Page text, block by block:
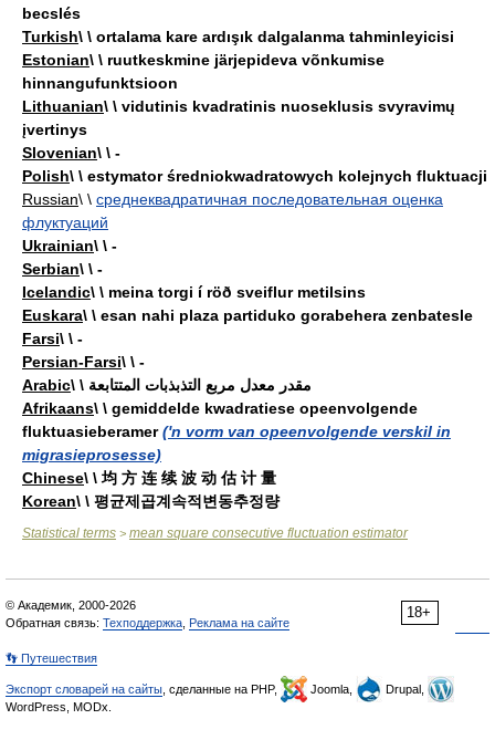
becslés
Turkish\ \ ortalama kare ardışık dalgalanma tahminleyicisi
Estonian\ \ ruutkeskmine järjepideva võnkumise
hinnangufunktsioon
Lithuanian\ \ vidutinis kvadratinis nuoseklusis svyravimų
įvertinys
Slovenian\ \ -
Polish\ \ estymator średniokwadratowych kolejnych fluktuacji
Russian\ \ среднеквадратичная последовательная оценка
флуктуаций
Ukrainian\ \ -
Serbian\ \ -
Icelandic\ \ meina torgi í röð sveiflur metilsins
Euskara\ \ esan nahi plaza partiduko gorabehera zenbatesle
Farsi\ \ -
Persian-Farsi\ \ -
Arabic
\ \ مقدر معدل مربع التذبذبات المتتابعة
Afrikaans\ \ gemiddelde kwadratiese opeenvolgende
fluktuasieberamer('n vorm van opeenvolgende verskil in
migrasieprosesse)
Chinese\ \ 均 方 连 续 波 动 估 计 量
Korean\ \ 평균제곱계속적변동추정량
Statistical terms > mean square consecutive fluctuation estimator
18+
© Академик, 2000-2026
Обратная связь: Техподдержка Реклама на сайте
👣 Путешествия
Экспорт словарей на сайты , сделанные на PHP, Joomla,
Drupal,
WordPress, MODx.